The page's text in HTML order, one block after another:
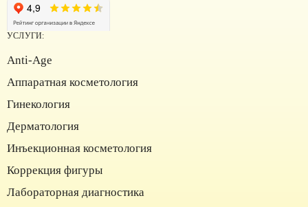
УСЛУГИ:
Anti-Age
Аппаратная косметология
Гинекология
Дерматология
Инъекционная косметология
Коррекция фигуры
Лабораторная диагностика